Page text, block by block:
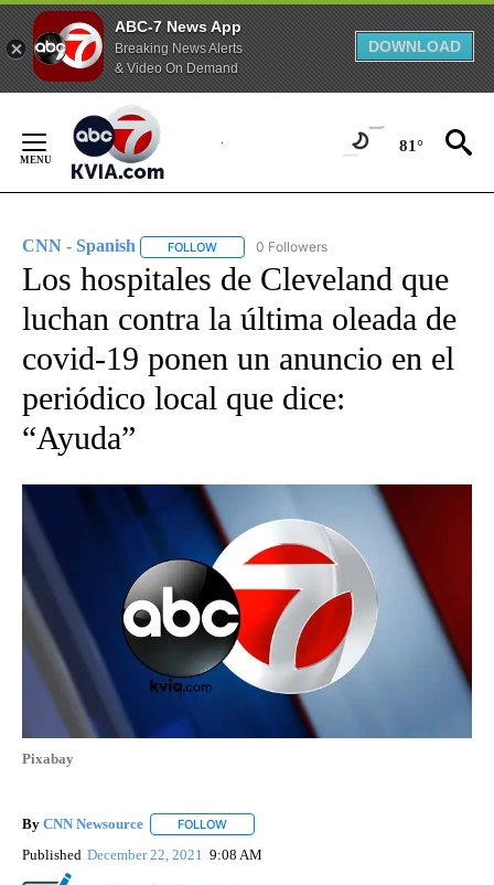
ABC-7 News App
Breaking News Alerts
& Video On Demand
DOWNLOAD
Content
81°
CNN - Spanish FOLLOW FOLLOW "CNN - SPANISH" TO RECEIVE
0 Followers
Los hospitales de Cleveland que
luchan contra la última oleada de
covid-19 ponen un anuncio en el
periódico local que dice:
“Ayuda”
Pixabay
By CNN Newsource FOLLOW
Published December 22, 2021 9:08 AM